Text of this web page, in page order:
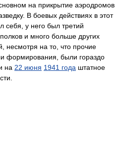
на прикрытие аэродромов
В боевых действиях в этот
себя, у него был третий
полков и много больше других
несмотря на то, что прочие
формирования, были гораздо
на 22 июня 1941 года штатное